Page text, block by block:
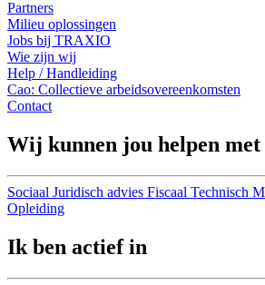
Partners
Milieu oplossingen
Jobs bij TRAXIO
Wie zijn wij
Help / Handleiding
Cao: Collectieve arbeidsovereenkomsten
Contact
Wij kunnen jou helpen met
Sociaal Juridisch advies Fiscaal Technisch
Opleiding
Ik ben actief in